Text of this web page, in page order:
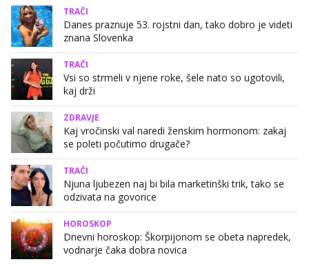
TRAČI
Danes praznuje 53. rojstni dan, tako dobro je videti
znana Slovenka
TRAČI
Vsi so strmeli v njene roke, šele nato so ugotovili,
kaj drži
ZDRAVJE
Kaj vročinski val naredi ženskim hormonom: zakaj
se poleti počutimo drugače?
TRAČI
Njuna ljubezen naj bi bila marketinški trik, tako se
odzivata na govorice
HOROSKOP
Dnevni horoskop: Škorpijonom se obeta napredek,
vodnarje čaka dobra novica